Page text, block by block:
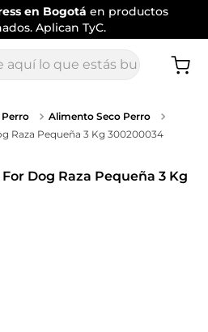
en Bogotá en productos
Aplican TyC.
lo que estás buscando
Alimento Seco Perro
Raza Pequeña 3 Kg 300200034
Dog Raza Pequeña 3 Kg